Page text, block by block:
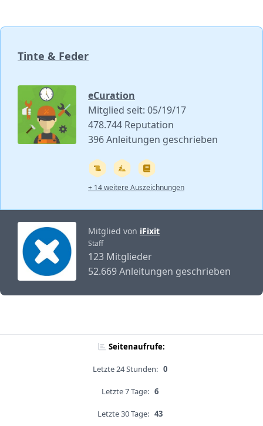
Tinte & Feder
eCuration
Mitglied seit: 05/19/17
478.744 Reputation
396 Anleitungen geschrieben
+ 14 weitere Auszeichnungen
Mitglied von iFixit
Staff
123 Mitglieder
52.669 Anleitungen geschrieben
Seitenaufrufe:
Letzte 24 Stunden: 0
Letzte 7 Tage: 6
Letzte 30 Tage: 43